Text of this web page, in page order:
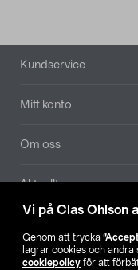
Vi på Clas Ohlson
Genom att trycka
lagrar cookies och andra
cookiepolicy för att
Sidfot
Kundservice
Mitt konto
Om oss
Aktuellt